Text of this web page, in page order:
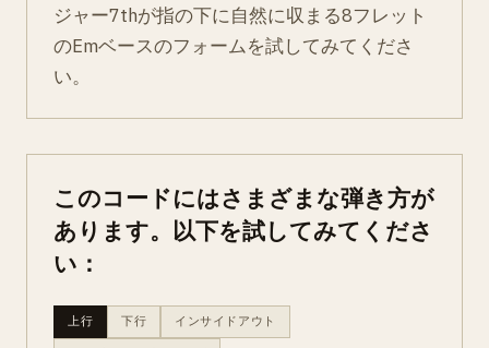
ジャー7thが指の下に自然に収まる8フレット
のEmベースのフォームを試してみてくださ
い。
このコードにはさまざまな弾き方が
あります。以下を試してみてくださ
い：
上行 下行 インサイドアウト